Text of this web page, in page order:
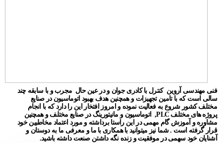
فنی مهندسی آروین کنترل با کادری جوان و در عین حال مجرب و با سابقه چند
سالی است که با تامین تجهیزات و همچنین هدف بهبود اتوماسیون در صنایع
مختلف کشور شروع به فعالیت نموده و امروز افتخار این را دارد که با انجام
پروژه های مختلف PLC, اتوماسیون و مانیتورینگ در صنایع مختلف و همچنین
مشاوره و آموزش گام مهمی در این راستا برداشته و مورد اعتماد مخاطبین خود
قرار گرفته است . شما نیز میتوانید با همکاری با ما و معرفی ما به دوستان و
آشنایان خود سهمی در موفقیت و زنده نگه داشتن صنعت داشته باشید.